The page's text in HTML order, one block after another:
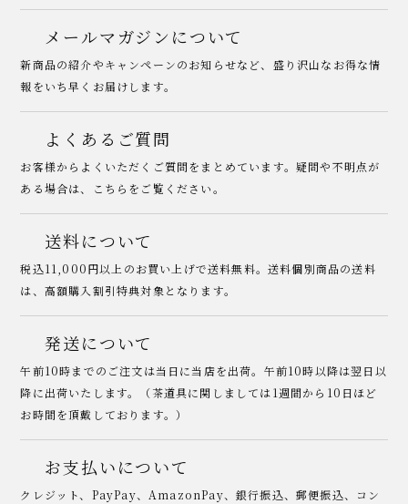
メールマガジンについて
新商品の紹介やキャンペーンのお知らせなど、盛り沢山なお得な情
報をいち早くお届けします。
よくあるご質問
お客様からよくいただくご質問をまとめています。疑問や不明点が
ある場合は、こちらをご覧ください。
送料について
税込11,000円以上のお買い上げで送料無料。送料個別商品の送料
は、高額購入割引特典対象となります。
発送について
午前10時までのご注文は当日に当店を出荷。午前10時以降は翌日以
降に出荷いたします。（茶道具に関しましては1週間から10日ほど
お時間を頂戴しております。）
お支払いについて
クレジット、PayPay、AmazonPay、銀行振込、郵便振込、コン